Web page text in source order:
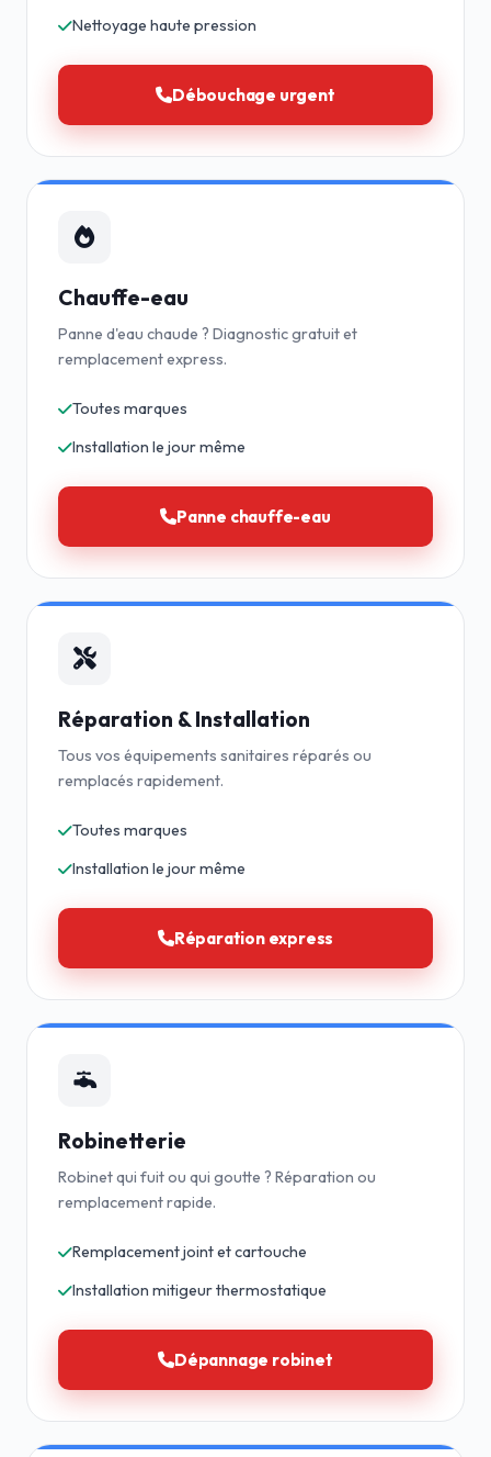
Nettoyage haute pression
Débouchage urgent
Chauffe-eau
Panne d'eau chaude ? Diagnostic gratuit et
remplacement express.
Toutes marques
Installation le jour même
Panne chauffe-eau
Réparation & Installation
Tous vos équipements sanitaires réparés ou
remplacés rapidement.
Toutes marques
Installation le jour même
Réparation express
Robinetterie
Robinet qui fuit ou qui goutte ? Réparation ou
remplacement rapide.
Remplacement joint et cartouche
Installation mitigeur thermostatique
Dépannage robinet